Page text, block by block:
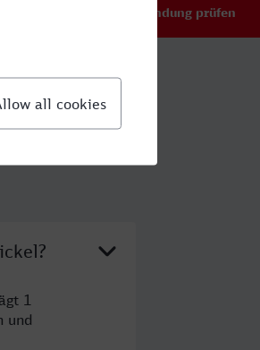
Verbindung prüfen
1
und